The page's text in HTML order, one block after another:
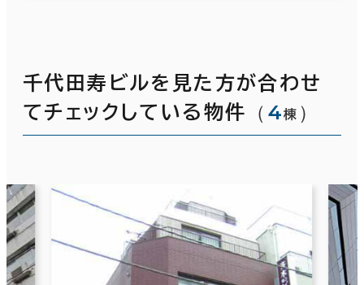
千代田寿ビルを見た方が合わせ
てチェックしている物件
（ 4棟 ）